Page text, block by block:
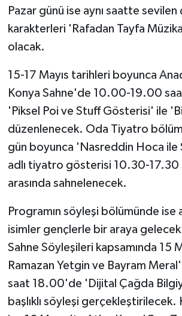
Pazar günü ise aynı saatte sevilen
karakterleri 'Rafadan Tayfa
olacak.
15-17 Mayıs tarihleri boyunca
Konya Sahne'de 10.00-19.00
'Piksel Poi ve Stuff Gösterisi' ile
düzenlenecek. Oda Tiyatro
gün boyunca 'Nasreddin Hoca ile
adlı tiyatro gösterisi 10.30-17.30
arasında sahnelenecek.
Programın söyleşi bölümünde ise
isimler gençlerle bir araya
Sahne Söyleşileri kapsamında 15
Ramazan Yetgin ve Bayram
saat 18.00'de 'Dijital Çağda
başlıklı söyleşi gerçekleştirilecek.